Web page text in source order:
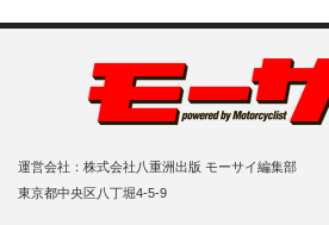
運営会社：株式会社八重洲出版 モーサイ編集部
東京都中央区八丁堀4-5-9